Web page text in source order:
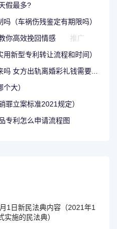
假最多?
（车祸伤残鉴定有期限吗）
你高效挽回情感
推广
新型专利转让流程和时间）
女方出轨离婚彩礼钱需要...
大）
罪立案标准2021规定）
专利怎么申请流程图
1日新民法典内容（2021年1
实施的民法典）